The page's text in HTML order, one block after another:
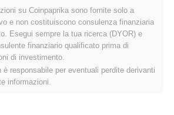
di finanza decentralizzata (DeFi). Il
slancio con la sua prima quotazione su
di criptovalute, il che ha contribuito ad
e ad adottarlo da parte degli utenti.
per DYM dao?
per significativi progressi come
aggiornamento della roadmap. Le
su Coinpaprika sono fornite solo a
e non costituiscono consulenza finanziaria
Esegui sempre la tua ricerca (DYOR) e
finanziario qualificato prima di
di investimento.
è responsabile per eventuali perdite derivanti
informazioni.